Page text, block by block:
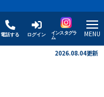
電話する ログイン
インスタグラ
ム
MENU
2026.08.04更新